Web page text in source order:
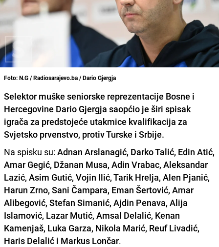
Foto: N.G / Radiosarajevo.ba / Dario Gjergja
Selektor muške seniorske reprezentacije Bosne i
Hercegovine Dario Gjergja saopćio je širi spisak
igrača za predstojeće utakmice kvalifikacija za
Svjetsko prvenstvo, protiv Turske i Srbije.
Na spisku su: Adnan Arslanagić, Darko Talić, Edin Atić,
Amar Gegić, Džanan Musa, Adin Vrabac, Aleksandar
Lazić, Asim Gutić, Vojin Ilić, Tarik Hrelja, Alen Pjanić,
Harun Zrno, Sani Čampara, Eman Šertović, Amar
Alibegović, Stefan Simanić, Ajdin Penava, Alija
Islamović, Lazar Mutić, Amsal Delalić, Kenan
Kamenjaš, Luka Garza, Nikola Marić, Reuf Livadić,
Haris Delalić i Markus Lončar.